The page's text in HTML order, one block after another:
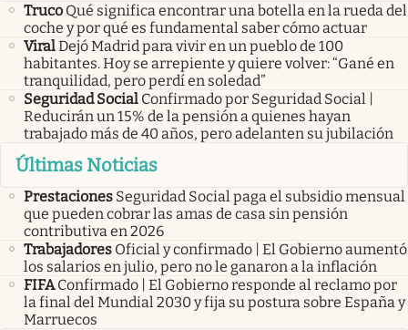
Truco Qué significa encontrar una botella en la rueda del
coche y por qué es fundamental saber cómo actuar
ViralDejó Madrid para vivir en un pueblo de 100
habitantes. Hoy se arrepiente y quiere volver: “Gané en
tranquilidad, pero perdí en soledad”
Seguridad Social Confirmado por Seguridad Social |
Reducirán un 15% de la pensión a quienes hayan
trabajado más de 40 años, pero adelanten su jubilación
Últimas Noticias
Prestaciones Seguridad Social paga el subsidio mensual
que pueden cobrar las amas de casa sin pensión
contributiva en 2026
Trabajadores Oficial y confirmado | El Gobierno aumentó
los salarios en julio, pero no le ganaron a la inflación
FIFA Confirmado | El Gobierno responde al reclamo por
la final del Mundial 2030 y fija su postura sobre España y
Marruecos